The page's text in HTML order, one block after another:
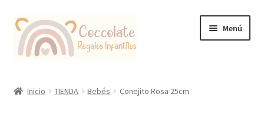
Ir
la
Ir
contenido
Menú
Inicio TIENDA Bebés Conejito Rosa 25cm